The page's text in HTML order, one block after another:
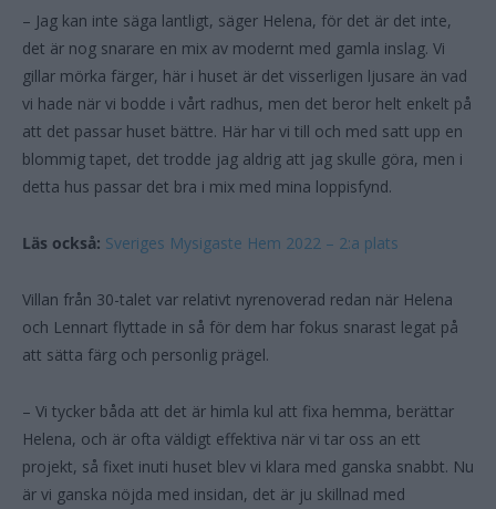
– Jag kan inte säga lantligt, säger Helena, för det är det inte,
det är nog snarare en mix av modernt med gamla inslag. Vi
gillar mörka färger, här i huset är det visserligen ljusare än vad
vi hade när vi bodde i vårt radhus, men det beror helt enkelt på
att det passar huset bättre. Här har vi till och med satt upp en
blommig tapet, det trodde jag aldrig att jag skulle göra, men i
detta hus passar det bra i mix med mina loppisfynd.
Läs också: Sveriges Mysigaste Hem 2022 – 2:a plats
Villan från 30-talet var relativt nyrenoverad redan när Helena
och Lennart flyttade in så för dem har fokus snarast legat på
att sätta färg och personlig prägel.
– Vi tycker båda att det är himla kul att fixa hemma, berättar
Helena, och är ofta väldigt effektiva när vi tar oss an ett
projekt, så fixet inuti huset blev vi klara med ganska snabbt. Nu
är vi ganska nöjda med insidan, det är ju skillnad med